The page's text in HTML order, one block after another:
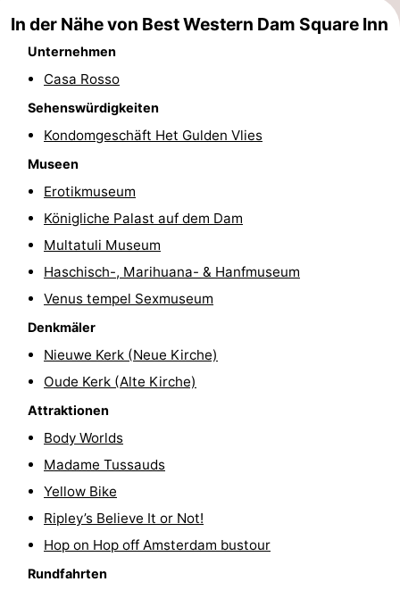
Experiences
Dörfer
Führungen
Radfahren
Wandern
Unterhaltung
Nachtleben
Essen
und
trinken
Einkäufen
Märkte
Warenhäuser
Veranstaltungen
Spezial
Kanale
Coffeeshops
In der Nähe von Best Western Dam Square Inn
Unternehmen
Casa Rosso
Sehenswürdigkeiten
Kondomgeschäft Het Gulden Vlies
Museen
Erotikmuseum
Königliche Palast auf dem Dam
Multatuli Museum
Haschisch-, Marihuana- & Hanfmuseum
Venus tempel Sexmuseum
Denkmäler
Nieuwe Kerk (Neue Kirche)
Oude Kerk (Alte Kirche)
Attraktionen
Body Worlds
Madame Tussauds
Yellow Bike
Ripley’s Believe It or Not!
Hop on Hop off Amsterdam bustour
Rundfahrten